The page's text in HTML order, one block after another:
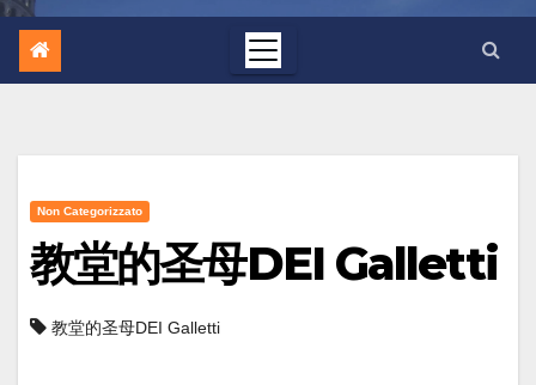
Non Categorizzato
教堂的圣母DEI Galletti
教堂的圣母DEI Galletti